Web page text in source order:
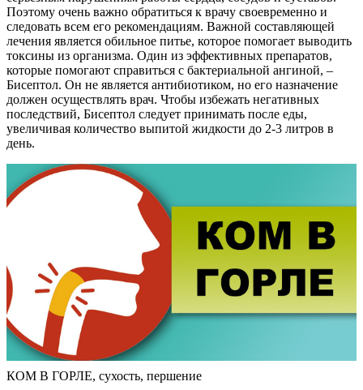
Поэтому очень важно обратиться к врачу своевременно и
следовать всем его рекомендациям. Важной составляющей
лечения является обильное питье, которое помогает выводить
токсины из организма. Один из эффективных препаратов,
которые помогают справиться с бактериальной ангиной, –
Бисептол. Он не является антибиотиком, но его назначение
должен осуществлять врач. Чтобы избежать негативных
последствий, Бисептол следует принимать после еды,
увеличивая количество выпитой жидкости до 2-3 литров в
день.
КОМ В ГОРЛЕ, сухость, першение